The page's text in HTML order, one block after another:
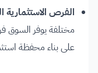
الفرص الاستثمارية
مختلفة يوفر السوق
على بناء محفظة